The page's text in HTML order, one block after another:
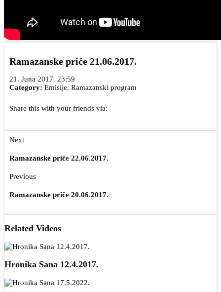
Ramazanske priče 21.06.2017.
21. Juna 2017. 23:59
Category: Emisije, Ramazanski program
Share this with your friends via:
Next
Ramazanske priče 22.06.2017.
Previous
Ramazanske priče 20.06.2017.
Related Videos
Hronika Sana 12.4.2017.